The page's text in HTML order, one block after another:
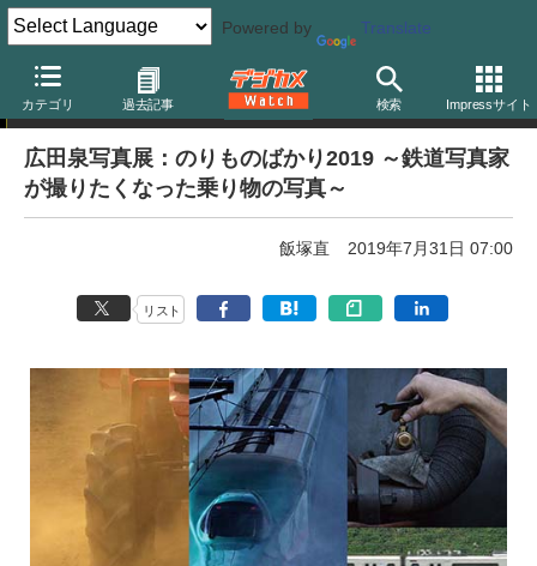
Powered by Translate
カテゴリ 過去記事 検索 Impressサイト
写真展告知
広田泉写真展：のりものばかり2019 ～鉄道写真家
が撮りたくなった乗り物の写真～
飯塚直 2019年7月31日 07:00
リスト